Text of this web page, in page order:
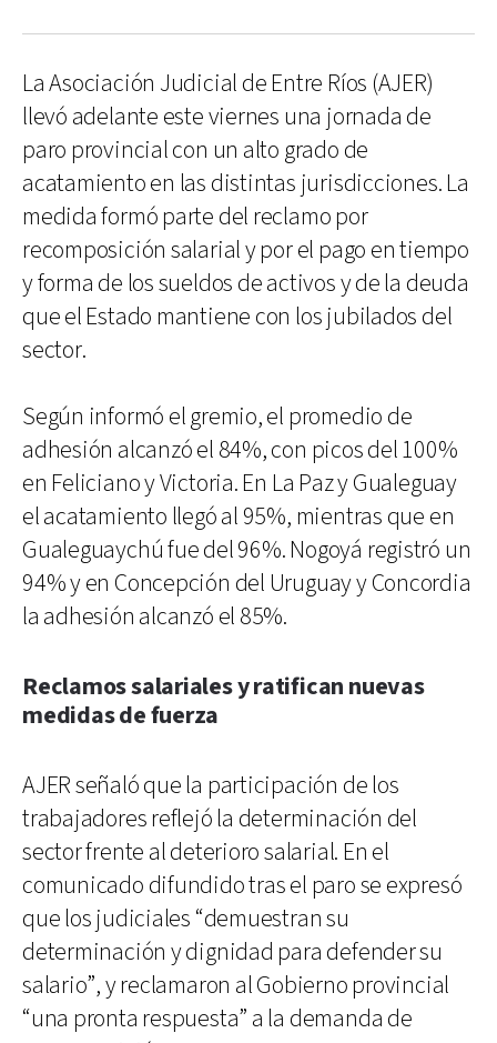
La Asociación Judicial de Entre Ríos (AJER)
llevó adelante este viernes una jornada de
paro provincial con un alto grado de
acatamiento en las distintas jurisdicciones. La
medida formó parte del reclamo por
recomposición salarial y por el pago en tiempo
y forma de los sueldos de activos y de la deuda
que el Estado mantiene con los jubilados del
sector.
Según informó el gremio, el promedio de
adhesión alcanzó el 84%, con picos del 100%
en Feliciano y Victoria. En La Paz y Gualeguay
el acatamiento llegó al 95%, mientras que en
Gualeguaychú fue del 96%. Nogoyá registró un
94% y en Concepción del Uruguay y Concordia
la adhesión alcanzó el 85%.
Reclamos salariales y ratifican nuevas
medidas de fuerza
AJER señaló que la participación de los
trabajadores reflejó la determinación del
sector frente al deterioro salarial. En el
comunicado difundido tras el paro se expresó
que los judiciales “demuestran su
determinación y dignidad para defender su
salario”, y reclamaron al Gobierno provincial
“una pronta respuesta” a la demanda de